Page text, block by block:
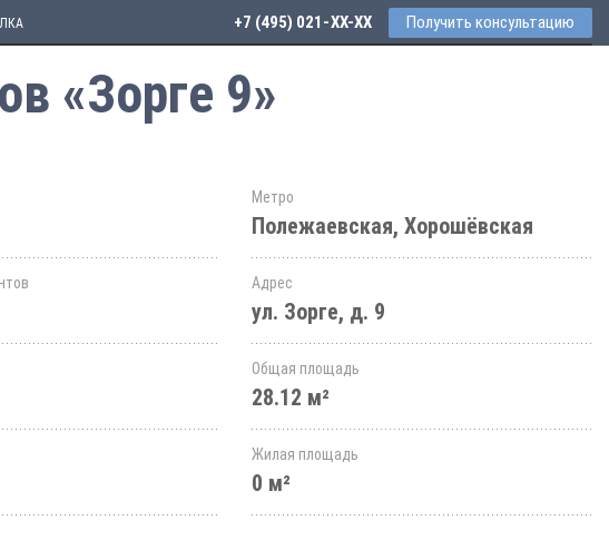
+7 (495) 021-41-76 Получить консультацию
«Зорге 9»
Метро
Полежаевская, Хорошёвская
Адрес
ул. Зорге, д. 9
Общая площадь
28.12 м²
Жилая площадь
0 м²